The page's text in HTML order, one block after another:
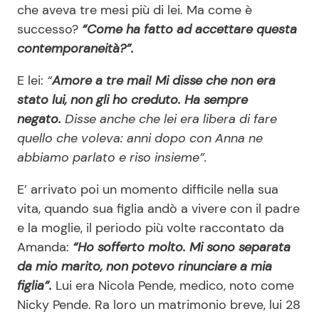
che aveva tre mesi più di lei. Ma come è
successo? “Come ha fatto ad accettare questa
contemporaneità?”.
E lei: “Amore a tre mai! Mi disse che non era
stato lui, non gli ho creduto. Ha sempre
negato. Disse anche che lei era libera di fare
quello che voleva: anni dopo con Anna ne
abbiamo parlato e riso insieme”.
E’ arrivato poi un momento difficile nella sua
vita, quando sua figlia andò a vivere con il padre
e la moglie, il periodo più volte raccontato da
Amanda: “Ho sofferto molto. Mi sono separata
da mio marito, non potevo rinunciare a mia
figlia”. Lui era Nicola Pende, medico, noto come
Nicky Pende. Ra loro un matrimonio breve, lui 28